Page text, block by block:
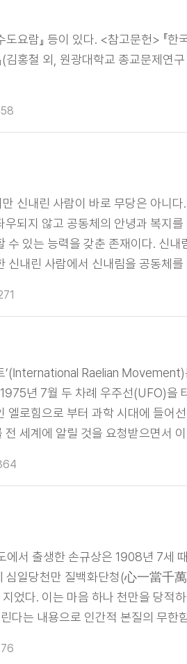
도요람』 등이 있다. <참고문헌> 『한
(김홍철 외, 원광대학교 종교문제연구
신내린 사람이 바로 무당은 아니다.
우되지 않고 공동체의 안녕과 복지를
수 있는 능력을 갖춘 존재이다. 신내
신내린 사람에서 신내림을 공동체를
다. 내림굿은 신내림 사람에게 들린
이뤄져 있다. 내림굿은 허주굿과
다. 황해도 무속의 경우 받아들인 신
을굿을 더 포함시키기도 한다. 일상적
’(International Raelian
년 7월 두 차례 우주선(UFO)을
엘로힘으로 부터 과학 시대에 들어선
전 세계에 알릴 것을 요청받으면서
체는 진보된 우주인들이 유전자
로 이른바 ‘지적 설계론’을 주장하고
의 한국지부는 1983년 5월 창설되었
며 주로 젊은 층에서 인기를 얻고 있다. ...
에서 출생한 손규상은 1908년 7세
심일당천만 질백화단청(心一當千萬
었다. 이는 마음 하나 천만을 당적하
다는 내용으로 인간적 본질의 무한
여 신학문을 배우는 한편 졸업 후 2